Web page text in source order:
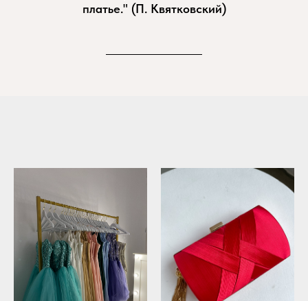
платье." (П. Квятковский)